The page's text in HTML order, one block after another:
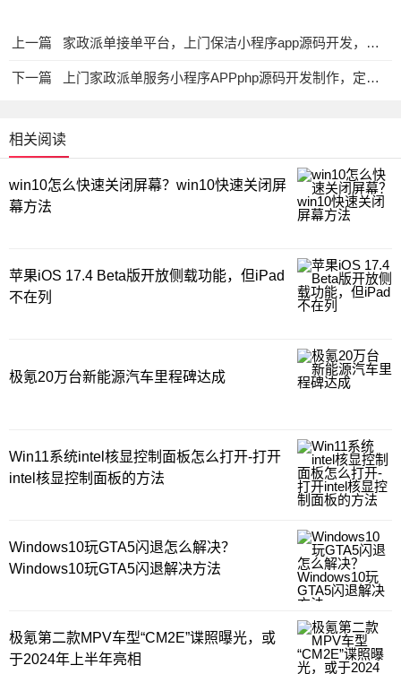
上一篇 家政派单接单平台，上门保洁小程序app源码开发，是一个好生意？
下一篇 上门家政派单服务小程序APPphp源码开发制作，定制还是2开好？
相关阅读
win10怎么快速关闭屏幕？win10快速关闭屏
幕方法
苹果iOS 17.4 Beta版开放侧载功能，但iPad
不在列
极氪20万台新能源汽车里程碑达成
Win11系统intel核显控制面板怎么打开-打开
intel核显控制面板的方法
Windows10玩GTA5闪退怎么解决？
Windows10玩GTA5闪退解决方法
极氪第二款MPV车型“CM2E”谍照曝光，或
于2024年上半年亮相